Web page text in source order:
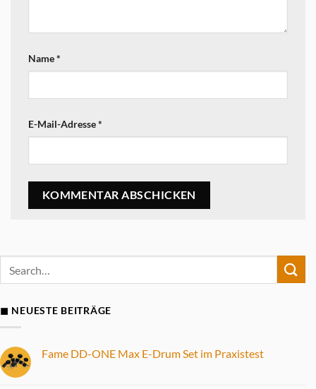
Name*
E-Mail-Adresse*
◼ NEUESTE BEITRÄGE
Fame DD-ONE Max E-Drum Set im Praxistest